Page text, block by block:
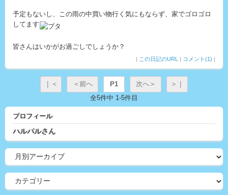
予定もないし、この雨の中買い物行く気にもならず、家でゴロゴロ
してます
皆さんはいかがお過ごしでしょうか？
| この日記のURL | コメント(1) |
｜＜ ＜前へ P1 次へ＞
＞｜
全5件中 1-5件目
プロフィール
ハルパルさん